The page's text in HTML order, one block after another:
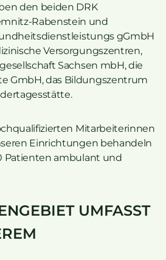
den beiden DRK
Rabenstein und
gGmbH
Versorgungszentren,
Sachsen mbH, die
GmbH, das Bildungszentrum
Mitarbeiterinnen
Einrichtungen behandeln
Patienten ambulant und
UMFASST